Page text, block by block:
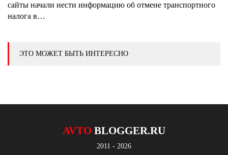
сайты начали нести информацию об отмене транспортного
налога в…
ЭТО МОЖЕТ БЫТЬ ИНТЕРЕСНО
AVTO BLOGGER.RU
2011 - 2026